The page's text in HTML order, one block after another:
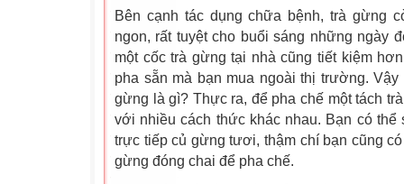
Bên cạnh tác dụng chữa bệnh, trà gừng
ngon, rất tuyệt cho buổi sáng những ngày
một cốc trà gừng tại nhà cũng tiết kiệm
pha sẵn mà bạn mua ngoài thị trường.
gừng là gì? Thực ra, để pha chế một tách
với nhiều cách thức khác nhau. Bạn có
trực tiếp củ gừng tươi, thậm chí bạn cũng
gừng đóng chai để pha chế.